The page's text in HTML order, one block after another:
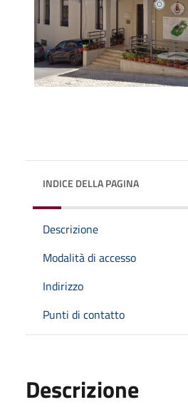
INDICE DELLA PAGINA
Descrizione
Modalità di accesso
Indirizzo
Punti di contatto
Descrizione